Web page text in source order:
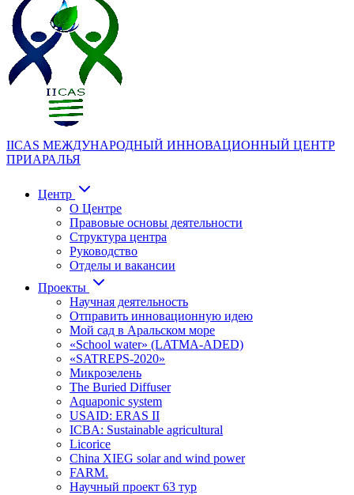
IICAS МЕЖДУНАРОДНЫЙ ИННОВАЦИОННЫЙ ЦЕНТР
ПРИАРАЛЬЯ
Центр
О Центре
Правовые основы деятельности
Структура центра
Руководство
Отделы и вакансии
Проекты
Научная деятельность
Отправить инновационную идею
Мой сад в Аральском море
«School water» (LATMA-ADED)
«SATREPS-2020»
Микрозелень
The Buried Diffuser
Aquaponic system
USAID: ERAS II
ICBA: Sustainable agricultural
Licorice
China XIEG solar and wind power
FARM.
Научный проект 63 тур